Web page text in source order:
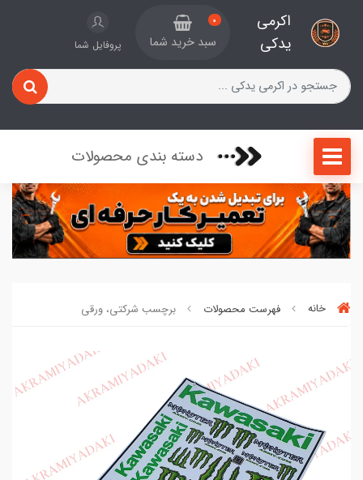
اکرمی
یدکی
0
سبد خرید شما پروفایل شما
دسته بندی محصولات
خانه فهرست محصولات برچسب شرکتی، ورقی